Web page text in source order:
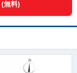
(無料)